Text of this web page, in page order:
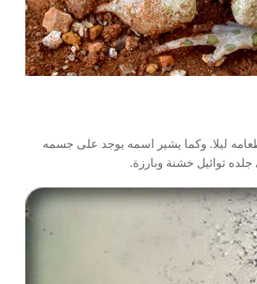
ليلا. وكما يشير اسمه يوجد على جسمه
ثوائيل خشنة وبارزة.